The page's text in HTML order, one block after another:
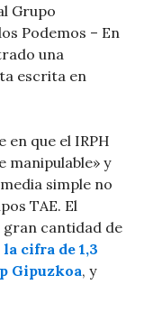
Grupo
Podemos – En
una
escrita en
en que el IRPH
manipulable» y
simple no
TAE. El
gran cantidad de
la cifra de 1,3
Gipuzkoa, y